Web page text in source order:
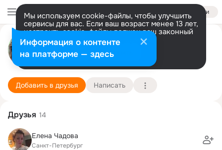
Войти
Мы используем cookie-файлы, чтобы улучшить
сервисы для вас. Если ваш возраст менее 13 лет,
настроить cookie-файлы должен ваш законный
представитель. Больше информации
Разрешить все Настроить
Кирилл Фишман
Лос Анжелес
8 школа
Подробнее
Добавить в друзья Написать
Друзья 14
Елена Чадова
Санкт-Петербург
Информация о контенте
на платформе — здесь